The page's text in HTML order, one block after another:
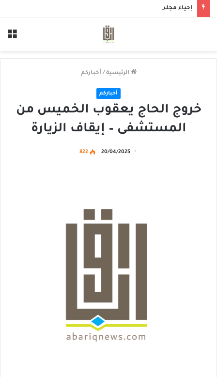
إحياء مجلس حسيني بمأتم الحاج أحمد منصور الخميس
الرئيسية / أخباركم
أخباركم
خروج الحاج يعقوب الخميس من
المستشفى – إيقاف الزيارة
20/04/2025
822